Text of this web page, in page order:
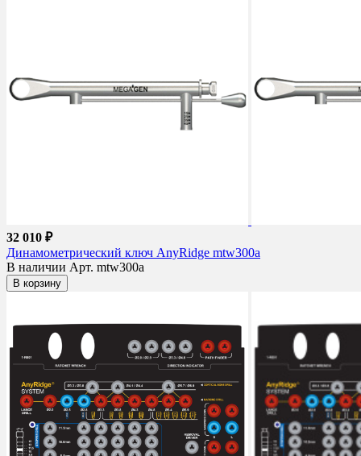
32 010 ₽
Динамометрический ключ AnyRidge mtw300a
В наличии Арт. mtw300a
В корзину